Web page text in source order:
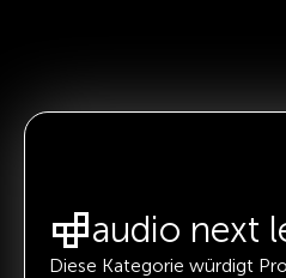
audio next
Diese Kategorie würdigt